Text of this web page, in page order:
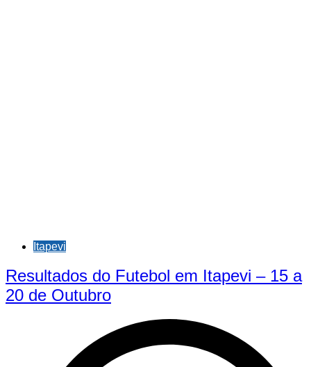
Itapevi
Resultados do Futebol em Itapevi – 15 a
20 de Outubro